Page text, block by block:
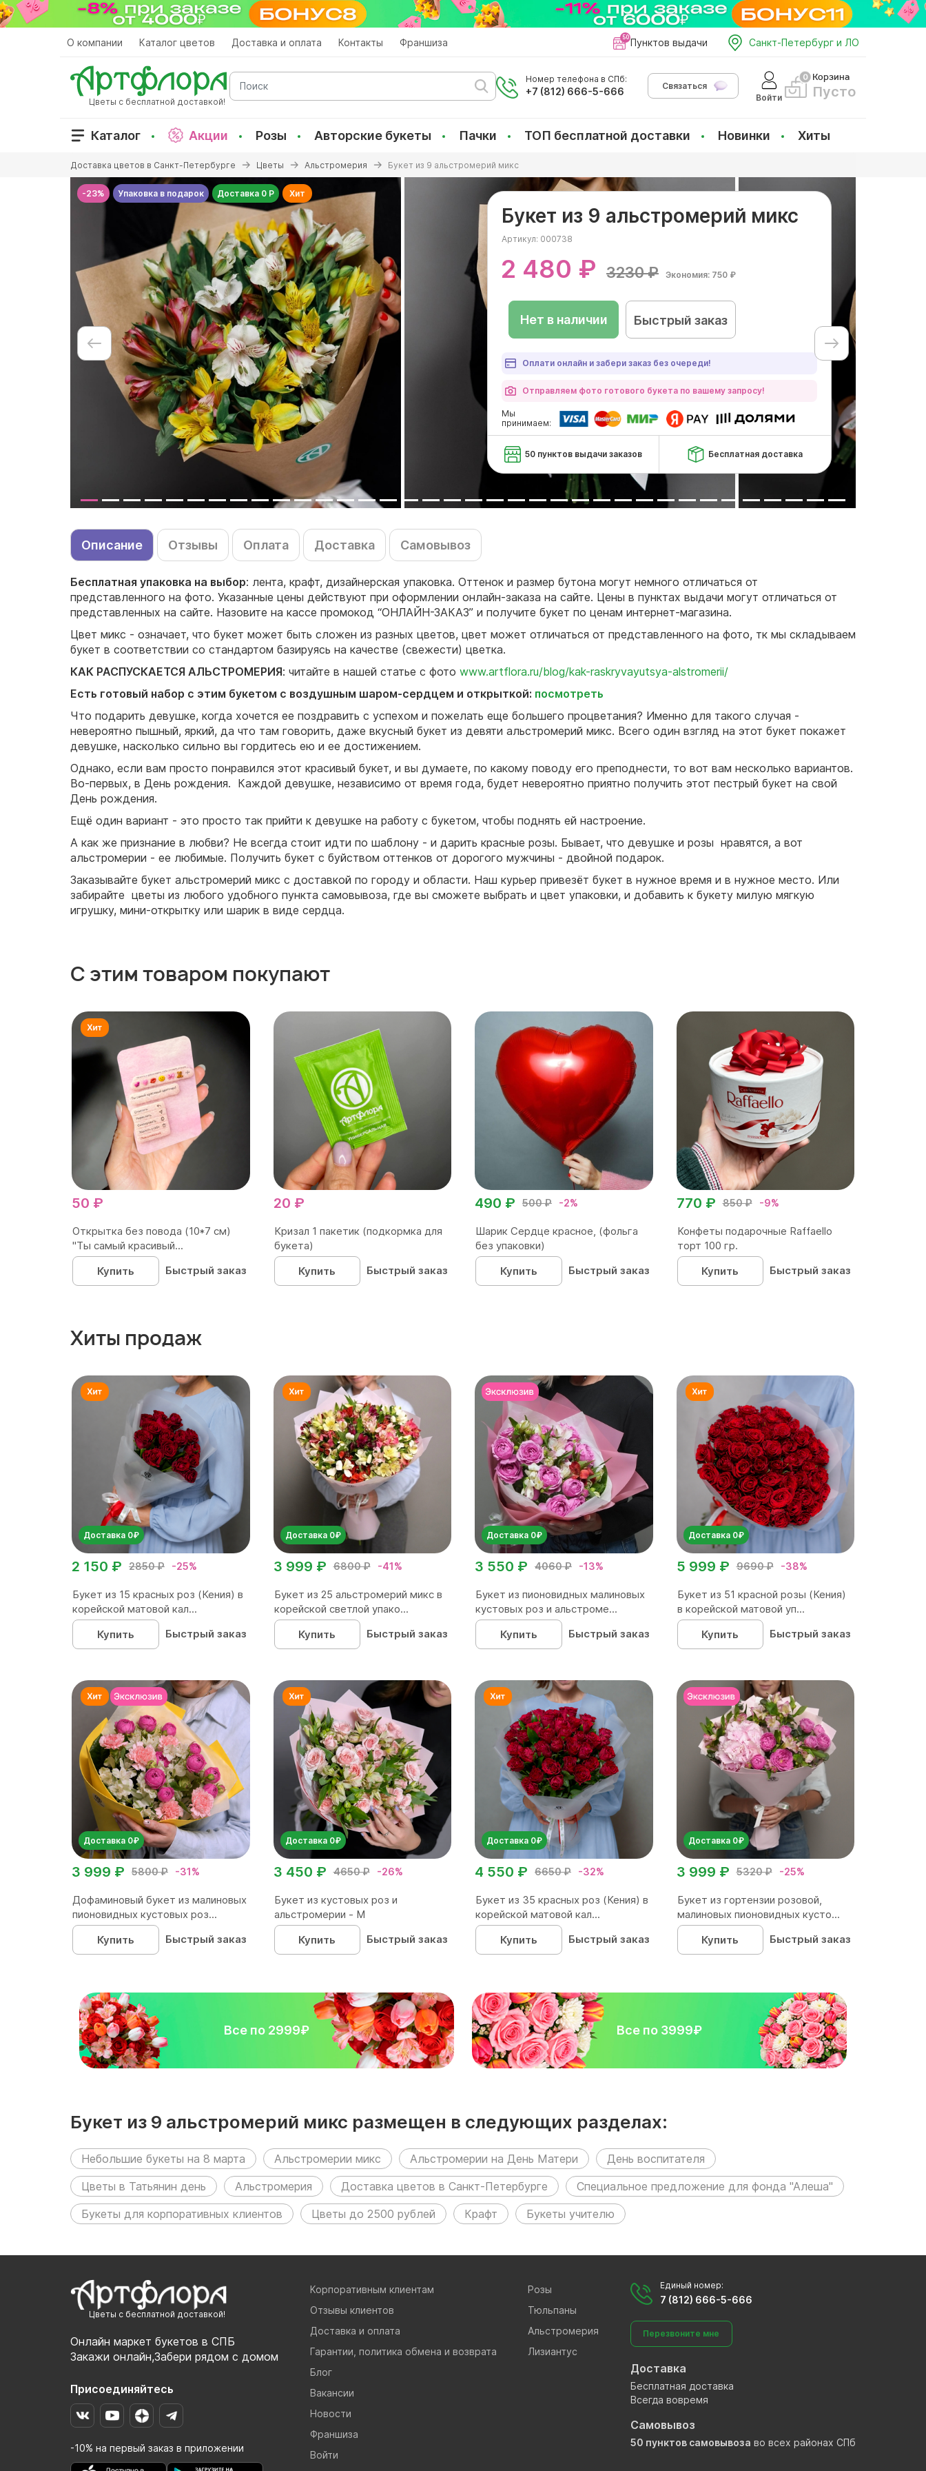
Перейти
к
О компании Каталог цветов Доставка и оплата Контакты Франшиза Пунктов выдачи Санкт-Петербург и ЛО
Цветы с бесплатной доставкой!
Поиск
Номер телефона в СПб:
+7 (812) 666-5-666
Связаться
Войти
Корзина
Пусто
Каталог Акции Розы Авторские букеты Пачки ТОП бесплатной доставки Новинки Хиты
здесь
Доставка цветов в Санкт-Петербурге Цветы Альстромерия Букет из 9 альстромерий микс
-23% Упаковка в подарок Доставка 0 Р Хит
Букет из 9 альстромерий микс
Артикул: 000738
2 480 ₽ 3230 ₽ Экономия: 750 ₽
Нет в наличии Быстрый заказ
Оплати онлайн и забери заказ без очереди!
Отправляем фото готового букета по вашему запросу!
Мы
принимаем:
50 пунктов выдачи заказов Бесплатная доставка
Описание Отзывы Оплата Доставка Самовывоз
Бесплатная упаковка на выбор: лента, крафт, дизайнерская упаковка. Оттенок и размер бутона могут немного отличаться от
представленного на фото. Указанные цены действуют при оформлении онлайн-заказа на сайте. Цены в пунктах выдачи могут отличаться от
представленных на сайте. Назовите на кассе промокод “ОНЛАЙН-ЗАКАЗ” и получите букет по ценам интернет-магазина.
Цвет микс - означает, что букет может быть сложен из разных цветов, цвет может отличаться от представленного на фото, тк мы складываем
букет в соответствии со стандартом базируясь на качестве (свежести) цветка.
КАК РАСПУСКАЕТСЯ АЛЬСТРОМЕРИЯ: читайте в нашей статье с фото www.artflora.ru/blog/kak-raskryvayutsya-alstromerii/
Есть готовый набор с этим букетом с воздушным шаром-сердцем и открыткой: посмотреть
Что подарить девушке, когда хочется ее поздравить с успехом и пожелать еще большего процветания? Именно для такого случая -
невероятно пышный, яркий, да что там говорить, даже вкусный букет из девяти альстромерий микс. Всего один взгляд на этот букет покажет
девушке, насколько сильно вы гордитесь ею и ее достижением.
Однако, если вам просто понравился этот красивый букет, и вы думаете, по какому поводу его преподнести, то вот вам несколько вариантов.
Во-первых, в День рождения. Каждой девушке, независимо от время года, будет невероятно приятно получить этот пестрый букет на свой
День рождения.
Ещё один вариант - это просто так прийти к девушке на работу с букетом, чтобы поднять ей настроение.
А как же признание в любви? Не всегда стоит идти по шаблону - и дарить красные розы. Бывает, что девушке и розы нравятся, а вот
альстромерии - ее любимые. Получить букет с буйством оттенков от дорогого мужчины - двойной подарок.
Заказывайте букет альстромерий микс с доставкой по городу и области. Наш курьер привезёт букет в нужное время и в нужное место. Или
забирайте цветы из любого удобного пункта самовывоза, где вы сможете выбрать и цвет упаковки, и добавить к букету милую мягкую
игрушку, мини-открытку или шарик в виде сердца.
С этим товаром покупают
50 ₽
Открытка без повода (10*7 см)
"Ты самый красивый...
Купить
Быстрый заказ
20 ₽
Кризал 1 пакетик (подкормка для
букета)
Купить
Быстрый заказ
500 ₽ -2%
490 ₽
Шарик Сердце красное, (фольга
без упаковки)
Купить
Быстрый заказ
850 ₽ -9%
770 ₽
Конфеты подарочные Raffaello
торт 100 гр.
Купить
Быстрый заказ
Хиты продаж
Доставка 0₽
2850 ₽ -25%
2 150 ₽
Букет из 15 красных роз (Кения) в
корейской матовой кал...
Купить
Быстрый заказ
Доставка 0₽
6800 ₽ -41%
3 999 ₽
Букет из 25 альстромерий микс в
корейской светлой упако...
Купить
Быстрый заказ
Доставка 0₽
4060 ₽ -13%
3 550 ₽
Букет из пионовидных малиновых
кустовых роз и альстроме...
Купить
Быстрый заказ
Доставка 0₽
9690 ₽ -38%
5 999 ₽
Букет из 51 красной розы (Кения)
в корейской матовой уп...
Купить
Быстрый заказ
Доставка 0₽
5800 ₽ -31%
3 999 ₽
Дофаминовый букет из малиновых
пионовидных кустовых роз...
Купить
Быстрый заказ
Доставка 0₽
4650 ₽ -26%
3 450 ₽
Букет из кустовых роз и
альстромерии - М
Купить
Быстрый заказ
Доставка 0₽
6650 ₽ -32%
4 550 ₽
Букет из 35 красных роз (Кения) в
корейской матовой кал...
Купить
Быстрый заказ
Доставка 0₽
5320 ₽ -25%
3 999 ₽
Букет из гортензии розовой,
малиновых пионовидных кусто...
Купить
Быстрый заказ
Все по 2999₽ Все по 3999₽
Букет из 9 альстромерий микс размещен в следующих разделах:
Небольшие букеты на 8 марта Альстромерии микс Альстромерии на День Матери
День воспитателя
Цветы в Татьянин день
Альстромерия Доставка цветов в Санкт-Петербурге
Специальное предложение для фонда "Алеша"
Букеты для корпоративных клиентов
Цветы до 2500 рублей Крафт Букеты учителю
Цветы с бесплатной доставкой!
Онлайн маркет букетов в СПБ
Закажи онлайн,Забери рядом с домом
Присоединяйтесь
-10% на первый заказ в приложении
Корпоративным клиентам
Отзывы клиентов
Доставка и оплата
Гарантии, политика обмена и возврата
Блог
Вакансии
Новости
Франшиза
Войти
Розы
Тюльпаны
Альстромерия
Лизиантус
Единый номер:
7 (812) 666-5-666
Перезвоните мне
Доставка
Бесплатная доставка
Всегда вовремя
Самовывоз
50 пунктов самовывоза во всех районах СПб